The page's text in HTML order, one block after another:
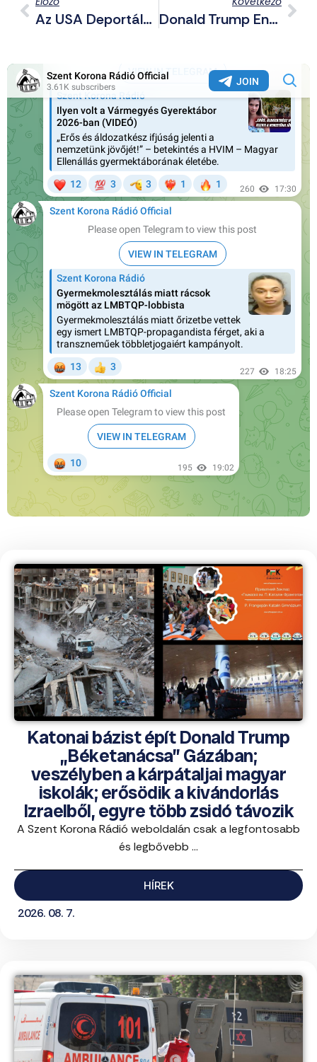
Az USA Deportálni Akarja Kínába A Férfit, Aki Dokumentálta A „nem Létező” Ujgur Átnevelő Táborokat Donald Trump Enyhített A Fű Tilalmán, A Republikánusok Felháborodására
Katonai bázist épít Donald Trump
„Béketanácsa” Gázában;
veszélyben a kárpátaljai magyar
iskolák; erősödik a kivándorlás
Izraelből, egyre több zsidó távozik
A Szent Korona Rádió weboldalán csak a legfontosabb
és legbővebb ...
HÍREK
2026. 08. 7.